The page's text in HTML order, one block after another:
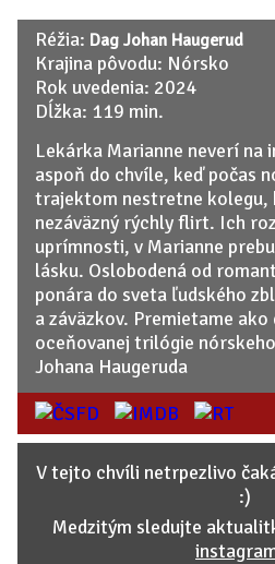
Réžia: Dag Johan Haugerud
Krajina pôvodu: Nórsko
Rok uvedenia: 2024
Dĺžka: 119 min.
Lekárka Marianne neverí na
aspoň do chvíle, keď počas
trajektom nestretne kolegu,
nezáväzný rýchly flirt. Ich
uprímnosti, v Marianne
lásku. Oslobodená od
ponára do sveta ľudského
a záväzkov. Premietame
oceňovanej trilógie
Johana Haugeruda
V tejto chvíli netrpezlivo
:)
Medzitým sledujte